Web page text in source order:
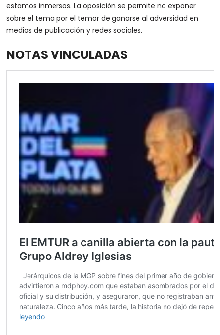
estamos inmersos. La oposición se permite no exponer
sobre el tema por el temor de ganarse al adversidad en
medios de publicación y redes sociales.
NOTAS VINCULADAS